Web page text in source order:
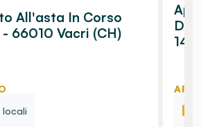
All'asta In Corso
66010 Vacri (CH)
locali
14,